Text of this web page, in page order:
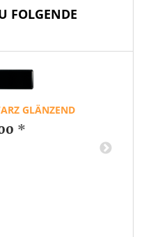
FOLGENDE
GLÄNZEND
*